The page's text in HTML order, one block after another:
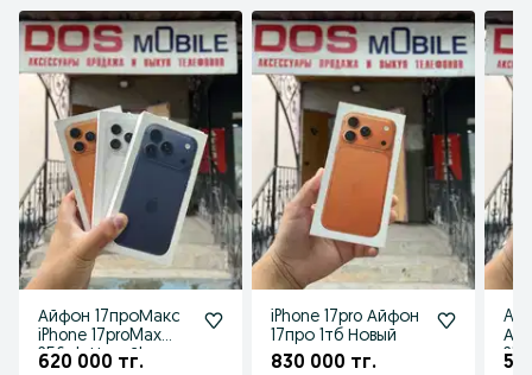
Айфон 17проМакс
iPhone 17proMax
256gb Новый!
620 000 тг.
iPhone 17pro Айфон
17про 1тб Новый
830 000 тг.